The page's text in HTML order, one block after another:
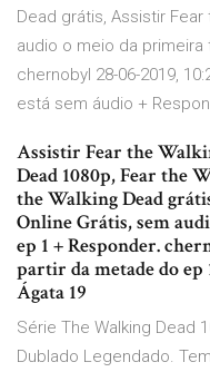
Dead grátis, Assistir Fear
audio o meio da
chernobyl 28-06-2019,
está sem áudio +
Assistir Fear the
Dead 1080p, Fear the
the Walking Dead
Online Grátis, sem
ep 1 + Responder.
partir da metade do ep
Ágata 19
Série The Walking Dead
Dublado Legendado.